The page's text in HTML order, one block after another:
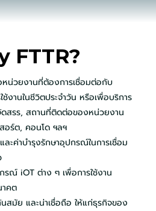
FTTR?
หน่วยงานที่ต้องการเชื่อมต่อกับ
ช้งานในชีวิตประจำวัน หรือเพื่อบริการ
สรร, สถานที่ติดต่อของหน่วยงาน
อร์ต, คอนโด ฯลฯ
ะค่าบำรุงรักษาอุปกรณ์ในการเชื่อม
รณ์ iOT ต่าง ๆ เพื่อการใช้งาน
คต
มัย และน่าเชื่อถือ ให้แก่ธุรกิจของ